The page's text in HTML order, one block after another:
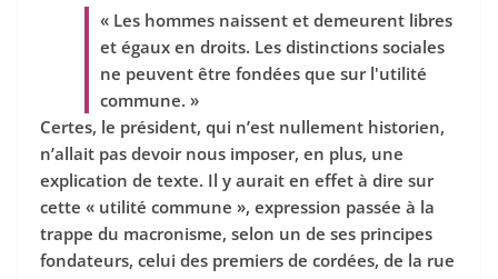
« Les hommes naissent et demeurent libres
et égaux en droits. Les distinctions sociales
ne peuvent être fondées que sur l'utilité
commune. »
Certes, le président, qui n’est nullement historien,
n’allait pas devoir nous imposer, en plus, une
explication de texte. Il y aurait en effet à dire sur
cette « utilité commune », expression passée à la
trappe du macronisme, selon un de ses principes
fondateurs, celui des premiers de cordées, de la rue